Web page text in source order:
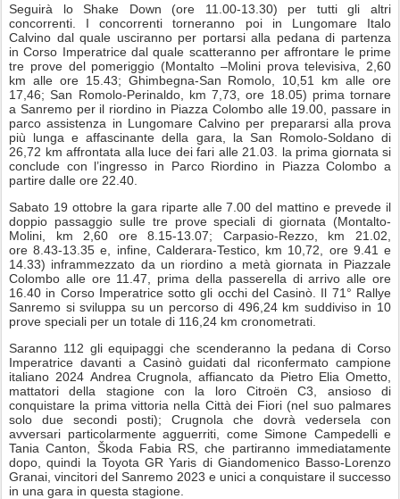
Seguirà lo Shake Down (ore 11.00-13.30) per tutti gli altri
concorrenti. I concorrenti torneranno poi in Lungomare Italo
Calvino dal quale usciranno per portarsi alla pedana di partenza
in Corso Imperatrice dal quale scatteranno per affrontare le prime
tre prove del pomeriggio (Montalto –Molini prova televisiva, 2,60
km alle ore 15.43; Ghimbegna-San Romolo, 10,51 km alle ore
17,46; San Romolo-Perinaldo, km 7,73, ore 18.05) prima tornare
a Sanremo per il riordino in Piazza Colombo alle 19.00 , passare in
parco assistenza in Lungomare Calvino per prepararsi alla prova
più lunga e affascinante della gara, la San Romolo-Soldano di
26,72 km affrontata alla luce dei fari alle 21.03 . la prima giornata si
conclude con l’ingresso in Parco Riordino in Piazza Colombo a
partire dalle ore 22.40.
Sabato 19 ottobrela gara riparte alle 7.00 del mattino e prevede il
doppio passaggio sulle tre prove speciali di giornata (Montalto-
Molini, km 2,60 ore8.15-13.07; Carpasio-Rezzo, km 21.02,
ore8.43-13.35 e, infine, Calderara-Testico, km 10,72, ore 9.41 e
14.33) inframmezzato da un riordino a metà giornata in Piazzale
Colombo alle ore 11.47 , prima della passerella di arrivoalle ore
16.40 in Corso Imperatrice sotto gli occhi del Casinò. Il 71° Rallye
Sanremo si sviluppa su un percorso di 496,24 km suddiviso in 10
prove speciali per un totale di 116,24 km cronometrati.
Saranno 112 gli equipaggi che scenderanno la pedana di Corso
Imperatrice davanti a Casinò guidati dal riconfermato campione
italiano 2024 Andrea Crugnola, affiancato da Pietro Elia Ometto,
mattatori della stagione con la loro Citroën C3, ansioso di
conquistare la prima vittoria nella Città dei Fiori (nel suo palmares
solo due secondi posti); Crugnola che dovrà vedersela con
avversari particolarmente agguerriti, come Simone Campedelli e
Tania Canton, Škoda Fabia RS, che partiranno immediatamente
dopo, quindi la Toyota GR Yaris di Giandomenico Basso-Lorenzo
Granai, vincitori del Sanremo 2023 e unici a conquistare il successo
in una gara in questa stagione.